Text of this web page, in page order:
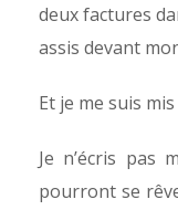
deux factures
assis devant
Et je me suis
Je n’écris pas
pourront se